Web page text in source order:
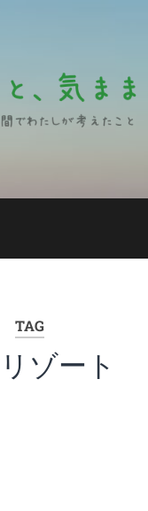
TAG
ゾート